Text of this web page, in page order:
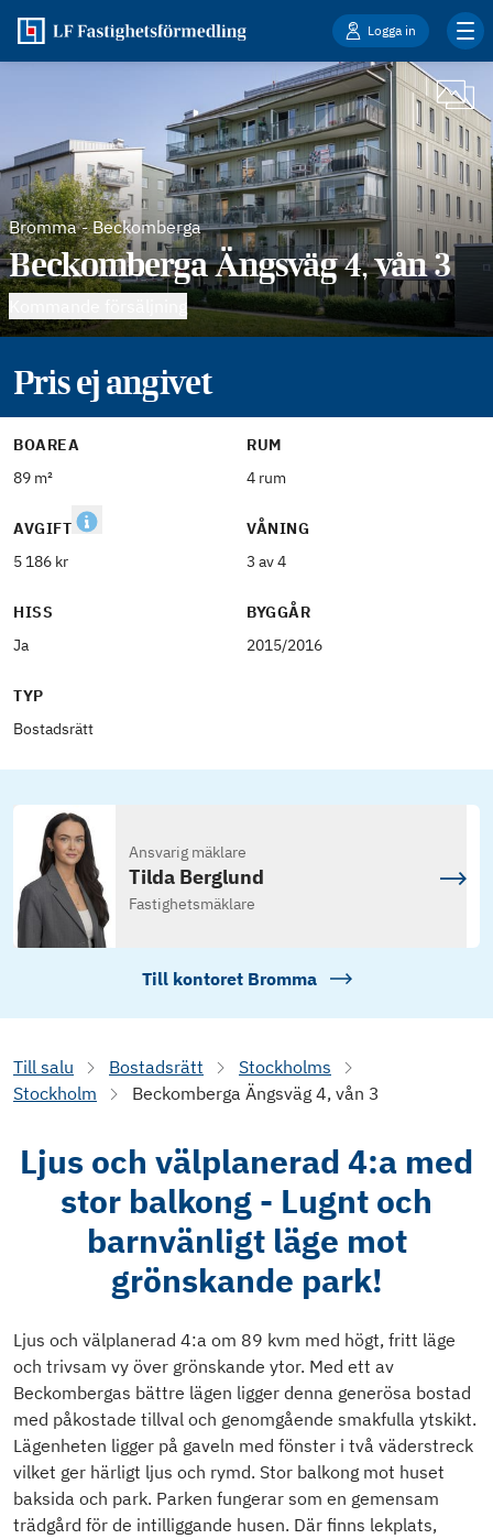
Logga in
Bromma-Beckomberga
Beckomberga Ängsväg 4, vån 3
Pris ej angivet
BOAREA
89 m²
RUM
4 rum
AVGIFT
5 186 kr
VÅNING
3 av 4
HISS
Ja
BYGGÅR
2015/2016
TYP
Bostadsrätt
Ansvarig mäklare
Tilda Berglund
Fastighetsmäklare
Till kontoret Bromma
Till salu Bostadsrätt
Stockholms
Stockholm
Beckomberga Ängsväg 4, vån 3
Ljus och välplanerad 4:a med
stor balkong - Lugnt och
barnvänligt läge mot
grönskande park!
Ljus och välplanerad 4:a om 89 kvm med högt, fritt läge
och trivsam vy över grönskande ytor. Med ett av
Beckombergas bättre lägen ligger denna generösa bostad
med påkostade tillval och genomgående smakfulla ytskikt.
Lägenheten ligger på gaveln med fönster i två väderstreck
vilket ger härligt ljus och rymd. Stor balkong mot huset
baksida och park. Parken fungerar som en gemensam
trädgård för de intilliggande husen. Där finns lekplats,